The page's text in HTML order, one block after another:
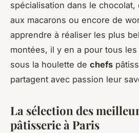
spécialisation dans le
aux macarons ou encore de
apprendre à réaliser les plus
montées, il y en a pour tous
sous la houlette de chefs
partagent avec passion leur
La sélection des
pâtisserie à Paris